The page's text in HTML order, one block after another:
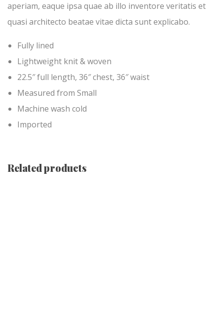
aperiam, eaque ipsa quae ab illo inventore veritatis et
quasi architecto beatae vitae dicta sunt explicabo.
Fully lined
Lightweight knit & woven
22.5″ full length, 36″ chest, 36″ waist
Measured from Small
Machine wash cold
Imported
Related products